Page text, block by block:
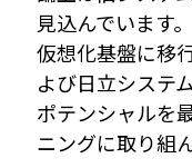
見込んでいます
仮想化基盤に移
よび日立システ
ポテンシャルを
ニングに取り組